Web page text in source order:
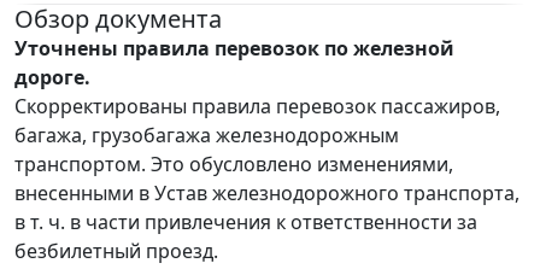
Обзор документа
Уточнены правила перевозок по железной
дороге.
Скорректированы правила перевозок пассажиров,
багажа, грузобагажа железнодорожным
транспортом. Это обусловлено изменениями,
внесенными в Устав железнодорожного транспорта,
в т. ч. в части привлечения к ответственности за
безбилетный проезд.